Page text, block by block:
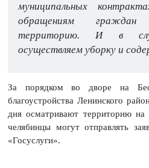
муниципальных
обращениям
территорию. И в
осуществляем уборку и
За порядком во дворе на
благоустройства Ленинского
дня осматривают территорию
челябинцы могут отправлять
«Госуслуги».